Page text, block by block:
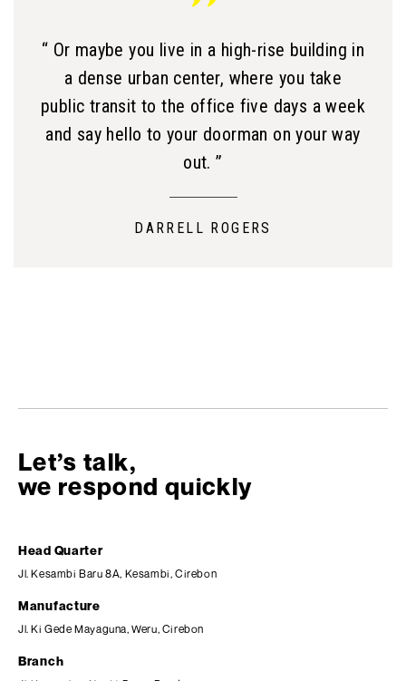
“ Or maybe you live in a high-rise building in
a dense urban center, where you take
public transit to the office five days a week
and say hello to your doorman on your way
out. ”
DARRELL ROGERS
Let’s talk,
we respond quickly
Head Quarter
Jl. Kesambi Baru 8A, Kesambi, Cirebon
Manufacture
Jl. Ki Gede Mayaguna, Weru, Cirebon
Branch